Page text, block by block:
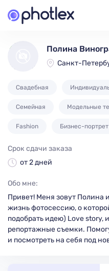
Полина
Санкт-
Свадебная
Семейная Модельные
Fashion Бизнес-портрет
Обо мне:
Привет! Меня зовут Полина
жизнь фотосессию, о
подобрать идею) Love story,
репортажные съемки.
и посмотреть на себя под
Срок сдачи заказа
от 2 дней